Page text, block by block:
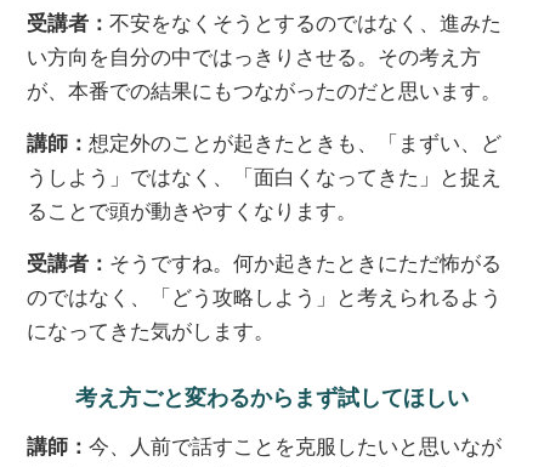
受講者：不安をなくそうとするのではなく、進みた
い方向を自分の中ではっきりさせる。その考え方
が、本番での結果にもつながったのだと思います。
講師：想定外のことが起きたときも、「まずい、ど
うしよう」ではなく、「面白くなってきた」と捉え
ることで頭が動きやすくなります。
受講者： そうですね。何か起きたときにただ怖がる
のではなく、「どう攻略しよう」と考えられるよう
になってきた気がします。
考え方ごと変わるからまず試してほしい
講師：今、人前で話すことを克服したいと思いなが